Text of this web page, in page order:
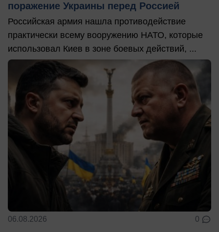
поражение Украины перед Россией
Российская армия нашла противодействие
практически всему вооружению НАТО, которые
использовал Киев в зоне боевых действий, ...
06.08.2026 0